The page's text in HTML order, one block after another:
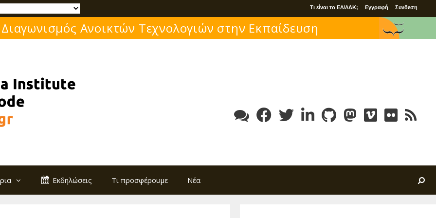
Τι είναι το ΕΛ/ΛΑΚ; Εγγραφή Συνδεση
Ανοικτών Τεχνολογιών στην Εκπαίδευση
Εκδηλώσεις Τι προσφέρουμε Νέα Search